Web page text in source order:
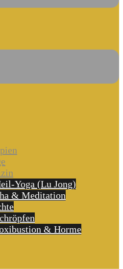
Yoga (Lu Jong)
& Meditation
& Horme